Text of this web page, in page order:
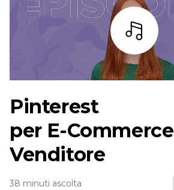
Ascoltare
Pinterest
per E-Commerce
Venditore
38 minuti ascolta